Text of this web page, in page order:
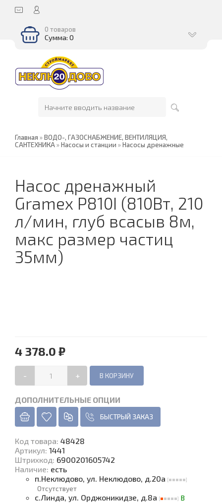
0 товаров
Сумма: 0
Главная »ВОДО-, ГАЗОСНАБЖЕНИЕ, ВЕНТИЛЯЦИЯ,
САНТЕХНИКА»Насосы и станции »Насосы дренажные
Насос дренажный
Gramex P810I (810Вт, 210
л/мин, глуб всасыв 8м,
макс размер частиц
35мм)
4 378.0 ₽
- +
ДОПОЛНИТЕЛЬНЫЕ ОПЦИИ
БЫСТРЫЙ ЗАКАЗ
Код товара: 48428
Артикул: 1441
Штрихкод: 6900201605742
Наличие: есть
п.Неклюдово, ул. Неклюдово, д.20а
Отсутствует
с.Линда, ул. Орджоникидзе, д.8а
В